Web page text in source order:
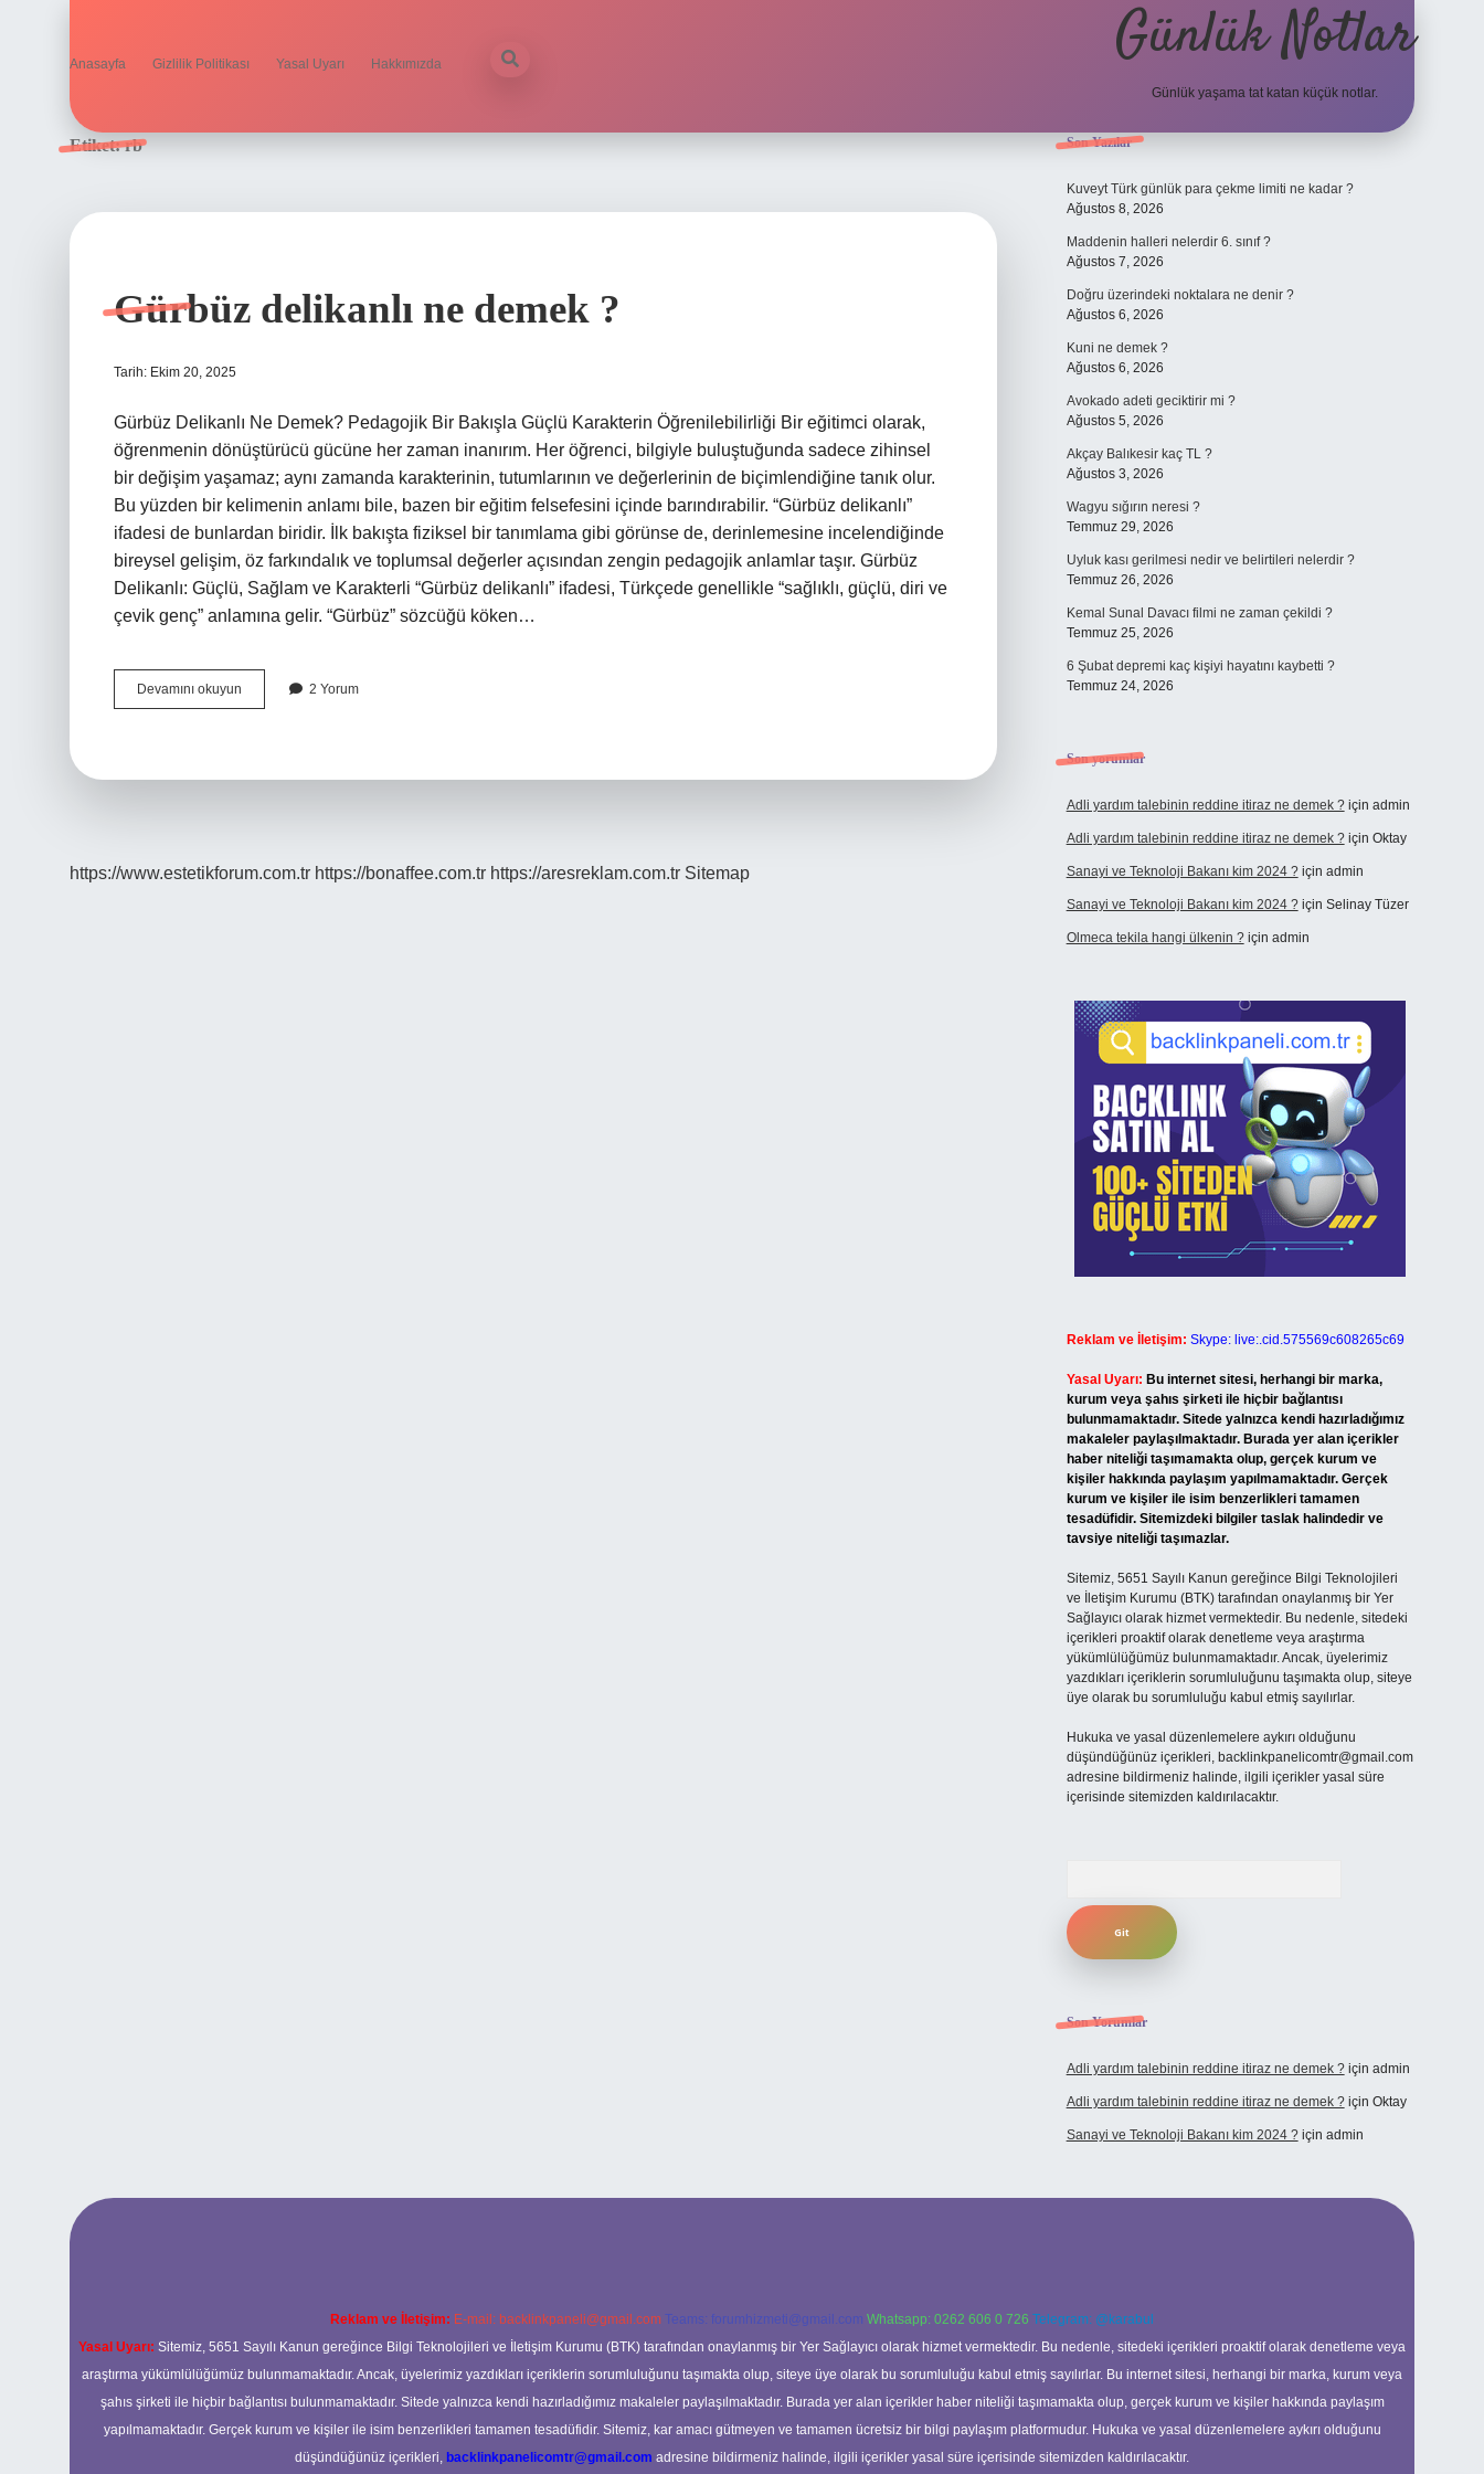
Anasayfa Gizlilik Politikası Yasal Uyarı Hakkımızda Günlük Notlar
Günlük yaşama tat katan küçük notlar.
Etiket:rb
Gürbüz delikanlı ne demek ?
Tarih: Ekim 20, 2025
Gürbüz Delikanlı Ne Demek? Pedagojik Bir Bakışla Güçlü Karakterin Öğrenilebilirliği Bir eğitimci olarak,
öğrenmenin dönüştürücü gücüne her zaman inanırım. Her öğrenci, bilgiyle buluştuğunda sadece zihinsel
bir değişim yaşamaz; aynı zamanda karakterinin, tutumlarının ve değerlerinin de biçimlendiğine tanık olur.
Bu yüzden bir kelimenin anlamı bile, bazen bir eğitim felsefesini içinde barındırabilir. “Gürbüz delikanlı”
ifadesi de bunlardan biridir. İlk bakışta fiziksel bir tanımlama gibi görünse de, derinlemesine incelendiğinde
bireysel gelişim, öz farkındalık ve toplumsal değerler açısından zengin pedagojik anlamlar taşır. Gürbüz
Delikanlı: Güçlü, Sağlam ve Karakterli “Gürbüz delikanlı” ifadesi, Türkçede genellikle “sağlıklı, güçlü, diri ve
çevik genç” anlamına gelir. “Gürbüz” sözcüğü köken…
Devamını okuyun
delikanlı
2 Yorum
https://www.estetikforum.com.tr https://bonaffee.com.tr https://aresreklam.com.tr Sitemap
Sidebar
Son Yazılar
Kuveyt Türk günlük para çekme limiti ne kadar ?
Ağustos 8, 2026
Maddenin halleri nelerdir 6. sınıf ?
Ağustos 7, 2026
Doğru üzerindeki noktalara ne denir ?
Ağustos 6, 2026
Kuni ne demek ?
Ağustos 6, 2026
Avokado adeti geciktirir mi ?
Ağustos 5, 2026
Akçay Balıkesir kaç TL ?
Ağustos 3, 2026
Wagyu sığırın neresi ?
Temmuz 29, 2026
Uyluk kası gerilmesi nedir ve belirtileri nelerdir ?
Temmuz 26, 2026
Kemal Sunal Davacı filmi ne zaman çekildi ?
Temmuz 25, 2026
6 Şubat depremi kaç kişiyi hayatını kaybetti ?
Temmuz 24, 2026
Son yorumlar
Adli yardım talebinin reddine itiraz ne demek ?için admin
Adli yardım talebinin reddine itiraz ne demek ?için Oktay
Sanayi ve Teknoloji Bakanı kim 2024 ?için admin
Sanayi ve Teknoloji Bakanı kim 2024 ?için Selinay Tüzer
Olmeca tekila hangi ülkenin ?için admin
Reklam ve İletişim: Skype: live:.cid.575569c608265c69
Yasal Uyarı: Bu internet sitesi, herhangi bir marka,
kurum veya şahıs şirketi ile hiçbir bağlantısı
bulunmamaktadır. Sitede yalnızca kendi hazırladığımız
makaleler paylaşılmaktadır. Burada yer alan içerikler
haber niteliği taşımamakta olup, gerçek kurum ve
kişiler hakkında paylaşım yapılmamaktadır. Gerçek
kurum ve kişiler ile isim benzerlikleri tamamen
tesadüfidir. Sitemizdeki bilgiler taslak halindedir ve
tavsiye niteliği taşımazlar.
Sitemiz, 5651 Sayılı Kanun gereğince Bilgi Teknolojileri
ve İletişim Kurumu (BTK) tarafından onaylanmış bir Yer
Sağlayıcı olarak hizmet vermektedir. Bu nedenle, sitedeki
içerikleri proaktif olarak denetleme veya araştırma
yükümlülüğümüz bulunmamaktadır. Ancak, üyelerimiz
yazdıkları içeriklerin sorumluluğunu taşımakta olup, siteye
üye olarak bu sorumluluğu kabul etmiş sayılırlar.
Hukuka ve yasal düzenlemelere aykırı olduğunu
düşündüğünüz içerikleri, backlinkpanelicomtr@gmail.com
adresine bildirmeniz halinde, ilgili içerikler yasal süre
içerisinde sitemizden kaldırılacaktır.
Son Yorumlar
Adli yardım talebinin reddine itiraz ne demek ?için admin
Adli yardım talebinin reddine itiraz ne demek ?için Oktay
Sanayi ve Teknoloji Bakanı kim 2024 ?için admin
Reklam ve İletişim: E-mail: backlinkpaneli@gmail.com Teams: forumhizmeti@gmail.com Whatsapp: 0262 606 0 726 Telegram: @karabul
Yasal Uyarı: Sitemiz, 5651 Sayılı Kanun gereğince Bilgi Teknolojileri ve İletişim Kurumu (BTK) tarafından onaylanmış bir Yer Sağlayıcı olarak hizmet vermektedir. Bu nedenle, sitedeki içerikleri proaktif olarak denetleme veya
araştırma yükümlülüğümüz bulunmamaktadır. Ancak, üyelerimiz yazdıkları içeriklerin sorumluluğunu taşımakta olup, siteye üye olarak bu sorumluluğu kabul etmiş sayılırlar. Bu internet sitesi, herhangi bir marka, kurum veya
şahıs şirketi ile hiçbir bağlantısı bulunmamaktadır. Sitede yalnızca kendi hazırladığımız makaleler paylaşılmaktadır. Burada yer alan içerikler haber niteliği taşımamakta olup, gerçek kurum ve kişiler hakkında paylaşım
yapılmamaktadır. Gerçek kurum ve kişiler ile isim benzerlikleri tamamen tesadüfidir. Sitemiz, kar amacı gütmeyen ve tamamen ücretsiz bir bilgi paylaşım platformudur. Hukuka ve yasal düzenlemelere aykırı olduğunu
düşündüğünüz içerikleri, backlinkpanelicomtr@gmail.com adresine bildirmeniz halinde, ilgili içerikler yasal süre içerisinde sitemizden kaldırılacaktır.